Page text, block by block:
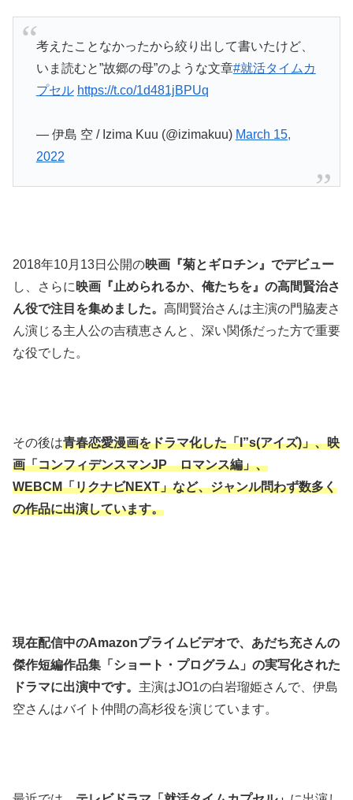
考えたことなかったから絞り出して書いたけど、
いま読むと”故郷の母”のような文章#就活タイムカ
プセル https://t.co/1d481jBPUq
— 伊島 空 / Izima Kuu (@izimakuu) March 15,
2022
2018年10月13日公開の映画『菊とギロチン』でデビュー
し、さらに 映画『止められるか、俺たちを』の高間賢治さ
ん役で注目を集めました。 高間賢治さんは主演の門脇麦さ
ん演じる主人公の吉積恵さんと、深い関係だった方で重要
な役でした。
その後は青春恋愛漫画をドラマ化した「I”s(アイズ)」、映
画「コンフィデンスマンJP ロマンス編」、
WEBCM「リクナビNEXT」など、ジャンル問わず数多く
の作品に出演しています。
現在配信中のAmazonプライムビデオで、あだち充さんの
傑作短編作品集「ショート・プログラム」の実写化された
ドラマに出演中です。 主演はJO1の白岩瑠姫さんで、伊島
空さんはバイト仲間の高杉役を演じています。